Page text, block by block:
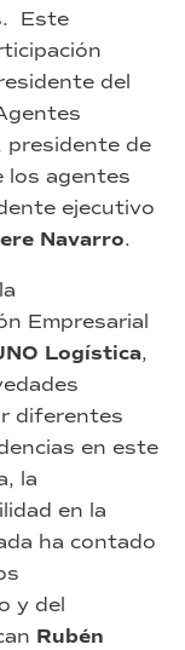
Este
del
presidente de
los agentes
ejecutivo
Navarro.
Empresarial
Logística,
diferentes
en este
la
en la
ha contado
y del
Rubén